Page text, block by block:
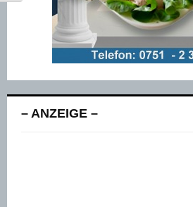
– ANZEIGE –